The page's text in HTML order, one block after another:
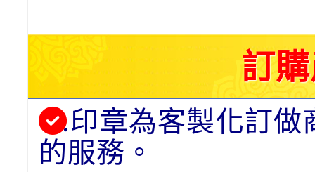
訂
.印章為客製化訂做
的服務。